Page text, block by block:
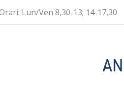
Lun/Ven 8,30-13; 14-17,30